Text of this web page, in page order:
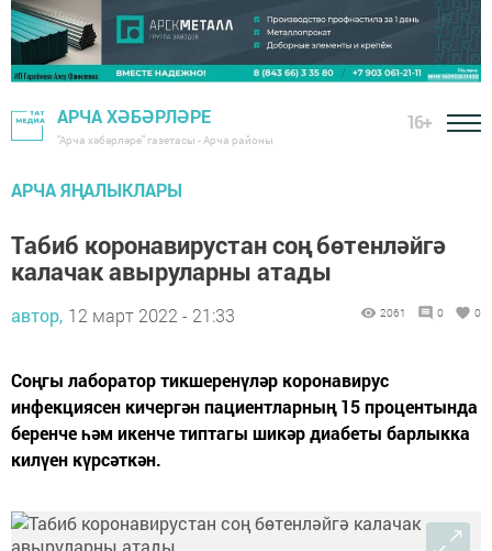
АРЧА ХӘБӘРЛӘРЕ
"Арча хәбәрләре" газетасы - Арча районы
16+
АРЧА ЯҢАЛЫКЛАРЫ
Табиб коронавирустан соң бөтенләйгә
калачак авыруларны атады
автор, 12 март 2022 - 21:33 2061 0 0
Соңгы лаборатор тикшеренүләр коронавирус
инфекциясен кичергән пациентларның 15 процентында
беренче һәм икенче типтагы шикәр диабеты барлыкка
килүен күрсәткән.